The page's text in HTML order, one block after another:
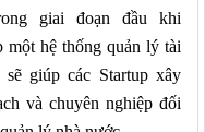
giai đoạn đầu khi
một hệ thống quản lý tài
sẽ giúp các Startup xây
và chuyên nghiệp đối